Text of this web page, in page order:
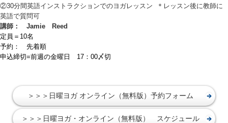
②30分間英語インストラクションでのヨガレッスン ＊レッスン後に教師に
英語で質問可
講師： Jamie Reed
定員＝10名
予約： 先着順
申込締切=前週の金曜日 17：00〆切
＞＞＞日曜ヨガ オンライン（無料版）予約フォーム
＞＞＞日曜ヨガ・オンライン（無料版） スケジュール